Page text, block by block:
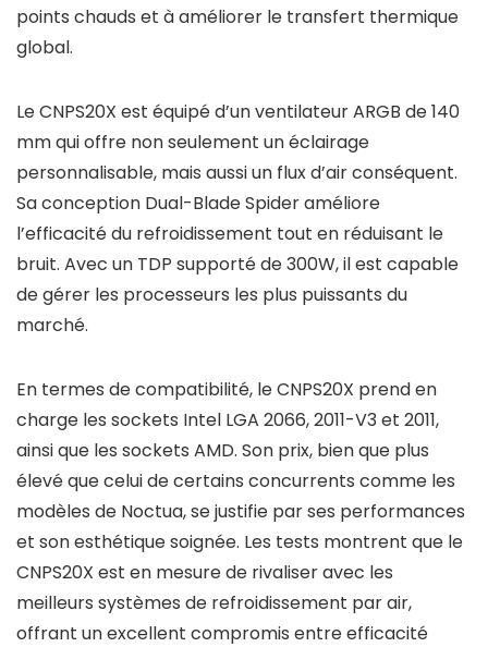
points chauds et à améliorer le transfert thermique
global.
Le CNPS20X est équipé d’un ventilateur ARGB de 140
mm qui offre non seulement un éclairage
personnalisable, mais aussi un flux d’air conséquent.
Sa conception Dual-Blade Spider améliore
l’efficacité du refroidissement tout en réduisant le
bruit. Avec un TDP supporté de 300W, il est capable
de gérer les processeurs les plus puissants du
marché.
En termes de compatibilité, le CNPS20X prend en
charge les sockets Intel LGA 2066, 2011-V3 et 2011,
ainsi que les sockets AMD. Son prix, bien que plus
élevé que celui de certains concurrents comme les
modèles de Noctua, se justifie par ses performances
et son esthétique soignée. Les tests montrent que le
CNPS20X est en mesure de rivaliser avec les
meilleurs systèmes de refroidissement par air,
offrant un excellent compromis entre efficacité